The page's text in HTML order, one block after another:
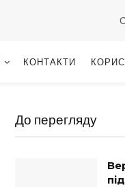
КОНТАКТИ
До перегляду